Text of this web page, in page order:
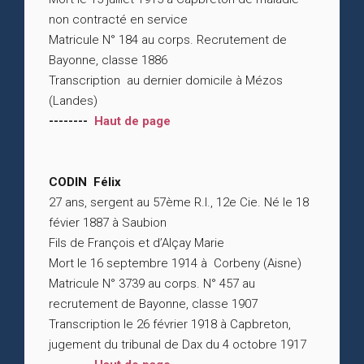
non contracté en service
Matricule N° 184 au corps. Recrutement de
Bayonne, classe 1886
Transcription au dernier domicile à Mézos
(Landes)
-------- Haut de page
CODIN Félix
27 ans, sergent au 57ème R.I., 12e Cie. Né le 18
févier 1887 à Saubion
Fils de François et d’Alçay Marie
Mort le 16 septembre 1914 à Corbeny (Aisne)
Matricule N° 3739 au corps. N° 457 au
recrutement de Bayonne, classe 1907
Transcription le 26 février 1918 à Capbreton,
jugement du tribunal de Dax du 4 octobre 1917